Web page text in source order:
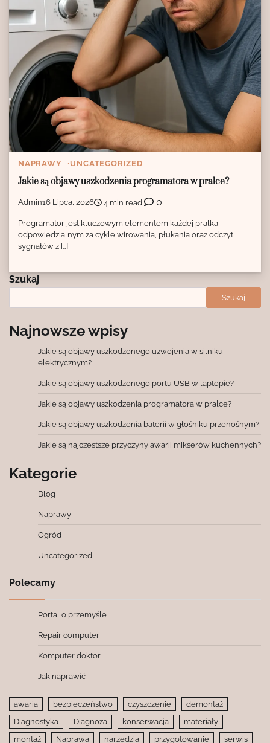
NAPRAWY UNCATEGORIZED
Jakie są objawy uszkodzenia programatora w pralce?
Admin16 Lipca, 2026 4 min read 0
Programator jest kluczowym elementem każdej pralka,
odpowiedzialnym za cykle wirowania, płukania oraz odczyt
sygnałów z […]
Szukaj
Szukaj
Najnowsze wpisy
Jakie są objawy uszkodzonego uzwojenia w silniku
elektrycznym?
Jakie są objawy uszkodzonego portu USB w laptopie?
Jakie są objawy uszkodzenia programatora w pralce?
Jakie są objawy uszkodzenia baterii w głośniku przenośnym?
Jakie są najczęstsze przyczyny awarii mikserów kuchennych?
Kategorie
Blog
Naprawy
Ogród
Uncategorized
Polecamy
Portal o przemyśle
Repair computer
Komputer doktor
Jak naprawić
awaria bezpieczeństwo czyszczenie
demontaż
Diagnostyka
Diagnoza konserwacja
materiały
montaż
Naprawa narzędzia przygotowanie serwis